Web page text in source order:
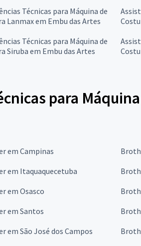
Técnicas para Máquina de
Lanmax em Embu das Artes
Técnicas para Máquina de
Siruba em Embu das Artes
para
em Campinas
em Itaquaquecetuba
em Osasco
em Santos
em São José dos Campos